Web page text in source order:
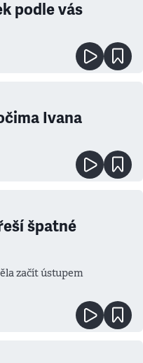
podle vás
Ivana
špatné
začít ústupem